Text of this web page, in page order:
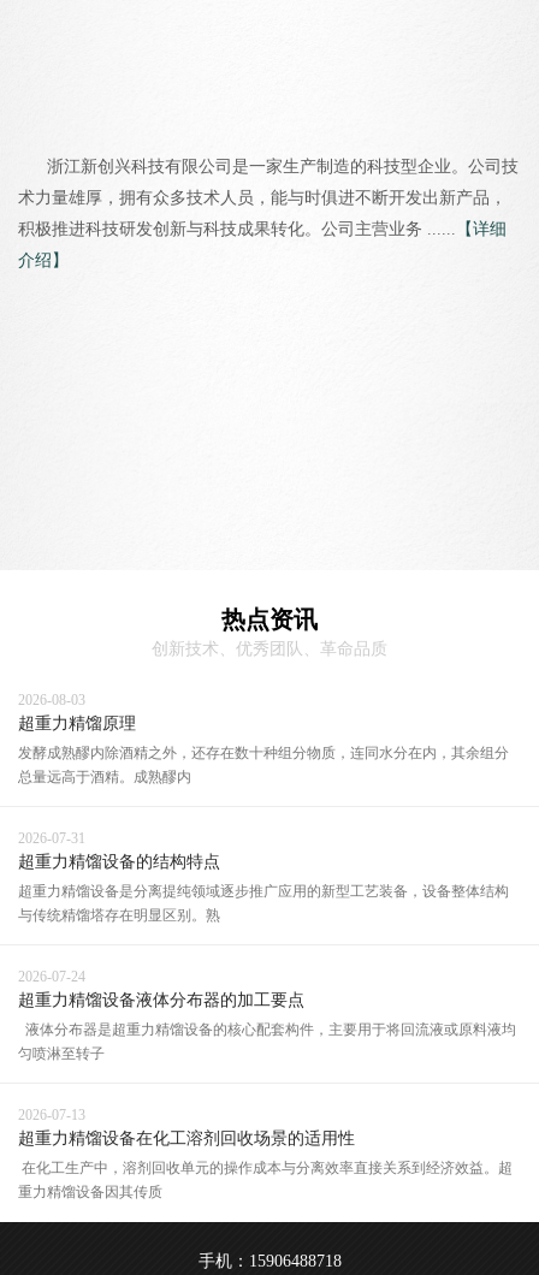
浙江新创兴科技有限公司是一家生产制造的科技型企业。公司技
术力量雄厚，拥有众多技术人员，能与时俱进不断开发出新产品，
积极推进科技研发创新与科技成果转化。公司主营业务 ...... 【详细
介绍】
热点资讯
创新技术、优秀团队、革命品质
2026-08-03
超重力精馏原理
发酵成熟醪内除酒精之外，还存在数十种组分物质，连同水分在内，其余组分
总量远高于酒精。成熟醪内
2026-07-31
超重力精馏设备的结构特点
超重力精馏设备是分离提纯领域逐步推广应用的新型工艺装备，设备整体结构
与传统精馏塔存在明显区别。熟
2026-07-24
超重力精馏设备液体分布器的加工要点
液体分布器是超重力精馏设备的核心配套构件，主要用于将回流液或原料液均
匀喷淋至转子
2026-07-13
超重力精馏设备在化工溶剂回收场景的适用性
在化工生产中，溶剂回收单元的操作成本与分离效率直接关系到经济效益。超
重力精馏设备因其传质
手机：15906488718